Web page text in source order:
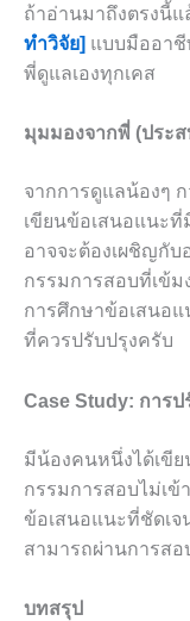
ถ้าอ่านมาถึงตรงนี้
ทำวิจัย] แบบมืออาชี
พี่ดูแลเองทุกเคส
มุมมองจากพี่ (ประ
จากการดูแลน้องๆ
เขียนข้อเสนอแนะ
อาจจะต้องเผชิญกั
กรรมการสอบที่เข้ม
การศึกษาข้อเสนอแ
ที่ควรปรับปรุงครับ
Case Study: การ
มีน้องคนหนึ่งได้เขี
กรรมการสอบไม่เข้
ข้อเสนอแนะที่ชัดเ
สามารถผ่านการสอ
บทสรุป